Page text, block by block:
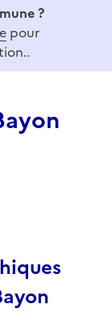
?
pour